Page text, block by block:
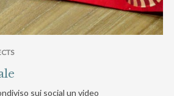
sui social un video